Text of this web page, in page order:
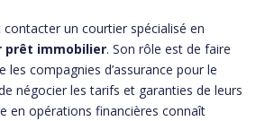
un courtier spécialisé en
prêt immobilier. Son rôle est de faire
les compagnies d’assurance pour le
négocier les tarifs et garanties de leurs
en opérations financières connaît